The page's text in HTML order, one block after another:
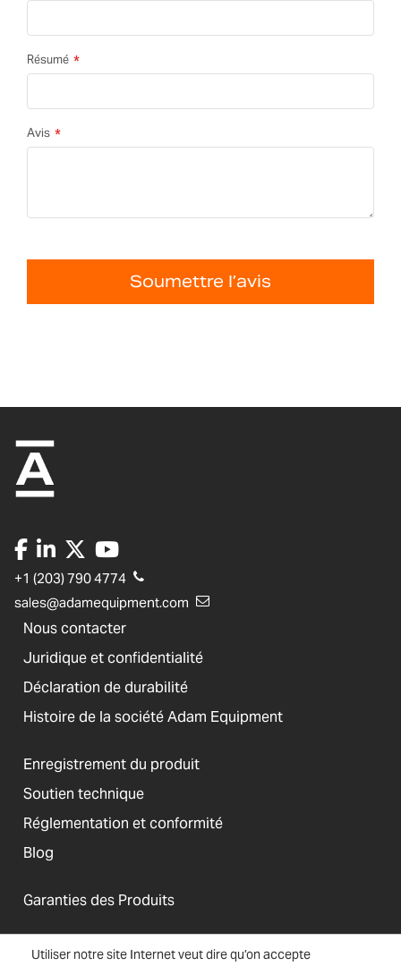
Utiliser notre site Internet veut dire qu’on accepte
Résumé
Avis
Soumettre l’avis
+1 (203) 790 4774
sales@adamequipment.com
Nous contacter
Juridique et confidentialité
Déclaration de durabilité
Histoire de la société Adam Equipment
Enregistrement du produit
Soutien technique
Réglementation et conformité
Blog
Garanties des Produits